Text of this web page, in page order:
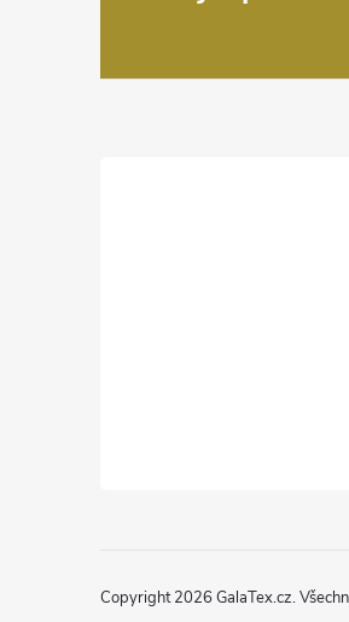
v
Copyright 2026 GalaTex.cz.